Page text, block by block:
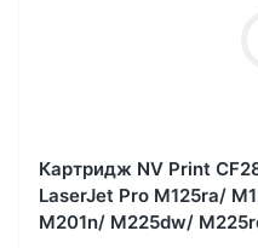
Картридж NV Print
LaserJet Pro M125ra/
M201n/ M225dw/